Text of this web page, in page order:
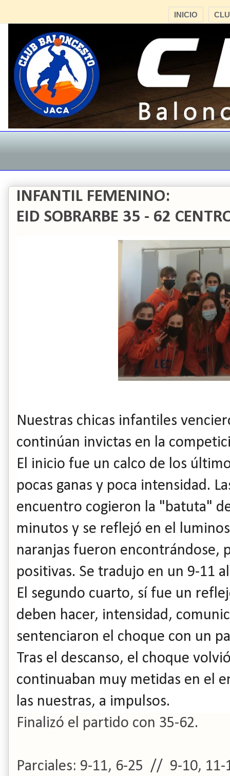
INICIO
INFANTIL FEMENINO:
EID SOBRARBE 35 - 62
Nuestras chicas infantiles
continúan invictas en la
El inicio fue un calco de los
pocas ganas y poca intensidad.
encuentro cogieron la "batuta"
minutos y se reflejó en el
naranjas fueron encontrándose,
positivas. Se tradujo en un 9-11
El segundo cuarto, sí fue un
deben hacer, intensidad,
sentenciaron el choque con un
Tras el descanso, el choque
continuaban muy metidas en el
las nuestras, a impulsos.
Finalizó el partido con 35-62.
Parciales: 9-11, 6-25 // 9-10, 11-